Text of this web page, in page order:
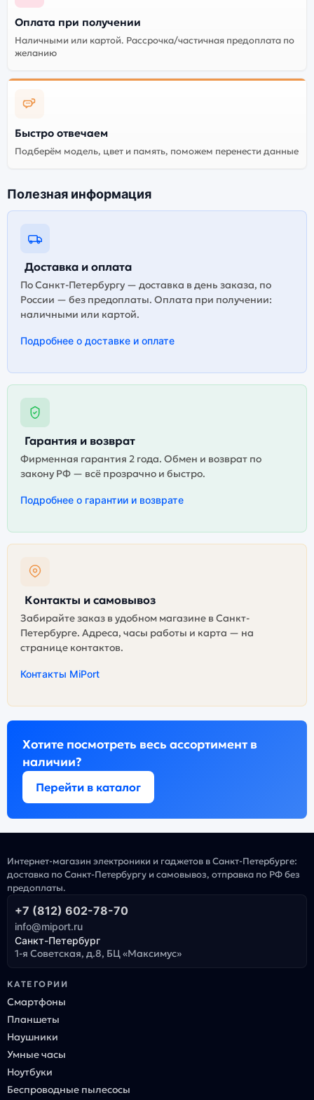
адаптирована и поддерживает все сервисы. Не
оригинальная версия может стоить дешевле, но
корректная работа сервисов не гарантируется.
Оплата при получении
Наличными или картой. Рассрочка/частичная предоплата по
желанию
Быстро отвечаем
Подберём модель, цвет и память, поможем перенести данные
Полезная информация
Доставка и оплата
По Санкт-Петербургу — доставка в день заказа, по
России — без предоплаты. Оплата при получении:
наличными или картой.
Подробнее о доставке и оплате
Гарантия и возврат
Фирменная гарантия 2 года. Обмен и возврат по
закону РФ — всё прозрачно и быстро.
Подробнее о гарантии и возврате
Контакты и самовывоз
Забирайте заказ в удобном магазине в Санкт-
Петербурге. Адреса, часы работы и карта — на
странице контактов.
Контакты MiPort
Хотите посмотреть весь ассортимент в
наличии?
Перейти в каталог
Интернет-магазин электроники и гаджетов в Санкт-Петербурге:
доставка по Санкт-Петербургу и самовывоз, отправка по РФ без
предоплаты.
+7 (812) 602-78-70
info@miport.ru
Санкт-Петербург
1-я Советская, д.8, БЦ «Максимус»
КАТЕГОРИИ
Смартфоны
Планшеты
Наушники
Умные часы
Ноутбуки
Беспроводные пылесосы